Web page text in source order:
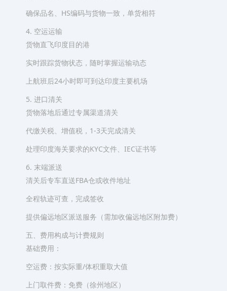
确保品名、HS编码与货物一致，单货相符
4. 空运运输
货物直飞印度目的港
实时跟踪货物状态，随时掌握运输动态
上航班后24小时即可到达印度主要机场
5. 进口清关
货物落地后通过专属渠道清关
代缴关税、增值税，1-3天完成清关
处理印度海关要求的KYC文件、IEC证书等
6. 末端派送
清关后专车直送FBA仓或收件地址
全程轨迹可查，完成签收
提供偏远地区派送服务（需加收偏远地区附加费）
五、费用构成与计费规则
基础费用：
空运费：按实际重/体积重取大值
上门取件费：免费（徐州地区）